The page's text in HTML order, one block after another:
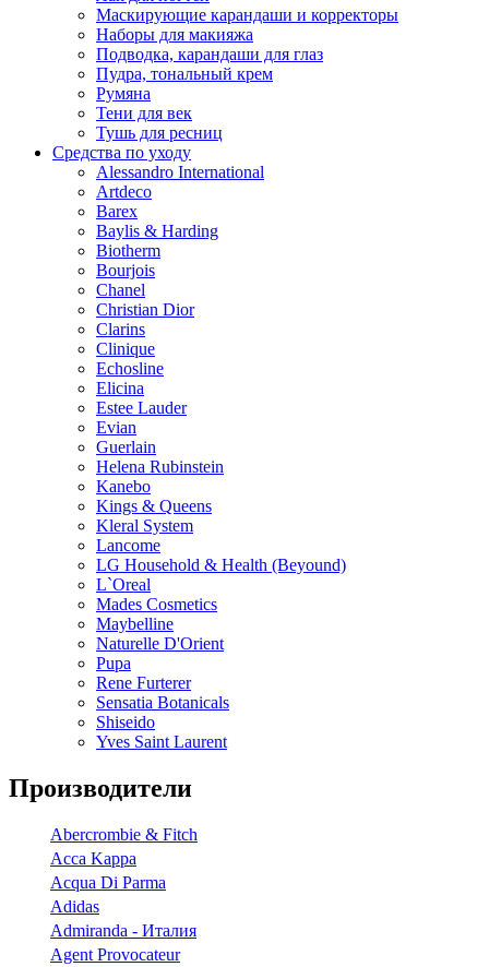
Маскирующие карандаши и корректоры
Наборы для макияжа
Подводка, карандаши для глаз
Пудра, тональный крем
Румяна
Тени для век
Тушь для ресниц
Средства по уходу
Alessandro International
Artdeco
Barex
Baylis & Harding
Biotherm
Bourjois
Chanel
Christian Dior
Clarins
Clinique
Echosline
Elicina
Estee Lauder
Evian
Guerlain
Helena Rubinstein
Kanebo
Kings & Queens
Kleral System
Lancome
LG Household & Health (Beyound)
L`Oreal
Mades Cosmetics
Maybelline
Naturelle D'Orient
Pupa
Rene Furterer
Sensatia Botanicals
Shiseido
Yves Saint Laurent
Производители
Abercrombie & Fitch
Acca Kappa
Acqua Di Parma
Adidas
Admiranda - Италия
Agent Provocateur